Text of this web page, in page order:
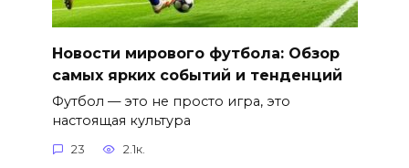
Новости мирового футбола: Обзор
самых ярких событий и тенденций
Футбол — это не просто игра, это
настоящая культура
23 2.1к.